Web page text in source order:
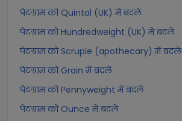
पेटग्राम को Quintal (UK) में बदलें
पेटग्राम को Hundredweight (UK) में बदलें
पेटग्राम को Scruple (apothecary) में बदलें
पेटग्राम को Grain में बदलें
पेटग्राम को Pennyweight में बदलें
पेटग्राम को Ounce में बदलें